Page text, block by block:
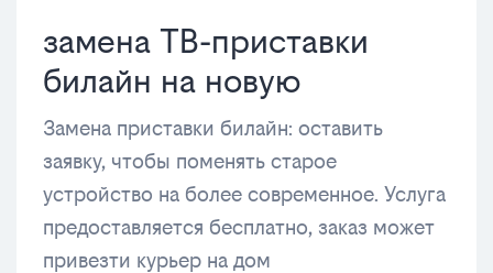
замена ТВ-приставки
билайн на новую
Замена приставки билайн: оставить
заявку, чтобы поменять старое
устройство на более современное. Услуга
предоставляется бесплатно, заказ может
привезти курьер на дом